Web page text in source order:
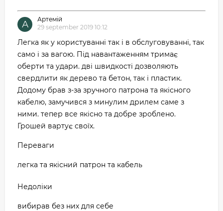
А
Артемій
29 september 2019 10:12
Легка як у користуванні так і в обслуговуванні, так
само і за вагою. Під навантаженням тримає
оберти та удари. дві швидкості дозволяють
свердлити як дерево та бетон, так і пластик.
Додому брав з-за зручного патрона та якісного
кабелю, замучився з минулим дрилем саме з
ними. тепер все якісно та добре зроблено.
Грошей вартує своїх.
Переваги
легка та якісний патрон та кабель
Недоліки
вибирав без них для себе